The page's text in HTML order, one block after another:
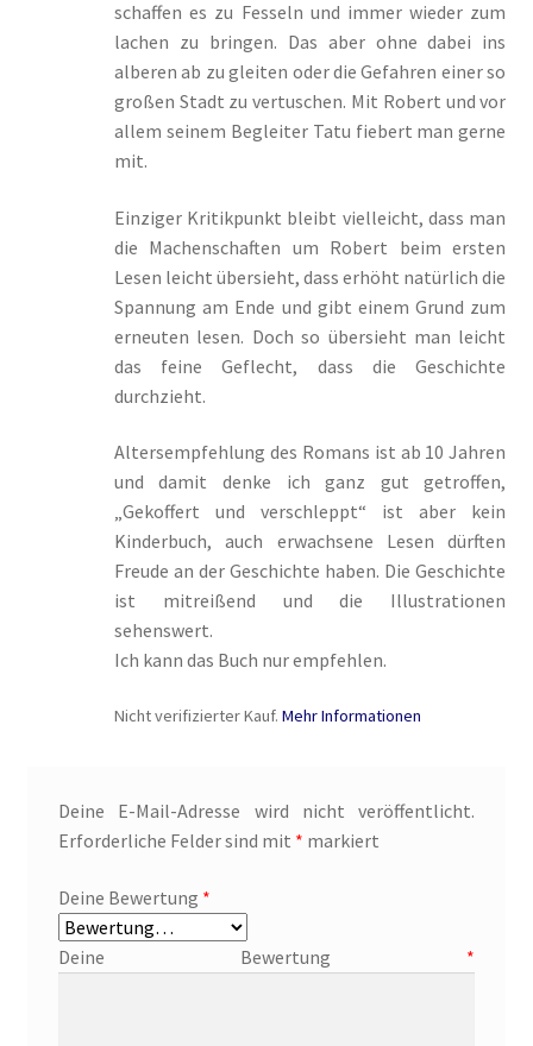
schaffen es zu Fesseln und immer wieder zum
lachen zu bringen. Das aber ohne dabei ins
alberen ab zu gleiten oder die Gefahren einer so
großen Stadt zu vertuschen. Mit Robert und vor
allem seinem Begleiter Tatu fiebert man gerne
mit.
Einziger Kritikpunkt bleibt vielleicht, dass man
die Machenschaften um Robert beim ersten
Lesen leicht übersieht, dass erhöht natürlich die
Spannung am Ende und gibt einem Grund zum
erneuten lesen. Doch so übersieht man leicht
das feine Geflecht, dass die Geschichte
durchzieht.
Altersempfehlung des Romans ist ab 10 Jahren
und damit denke ich ganz gut getroffen,
„Gekoffert und verschleppt“ ist aber kein
Kinderbuch, auch erwachsene Lesen dürften
Freude an der Geschichte haben. Die Geschichte
ist mitreißend und die Illustrationen
sehenswert.
Ich kann das Buch nur empfehlen.
Nicht verifizierter Kauf. Mehr Informationen
Deine E-Mail-Adresse wird nicht veröffentlicht.
Erforderliche Felder sind mit * markiert
Deine Bewertung *
Deine Bewertung *